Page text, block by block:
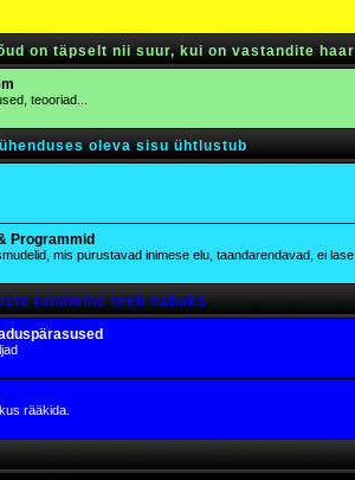
on täpselt nii suur, kui on vastandite
teooriad...
oleva sisu ühtlustub
Programmid
mis purustavad inimese elu, taandarendavad, ei
tundmine teeb vabaks
rääkida.